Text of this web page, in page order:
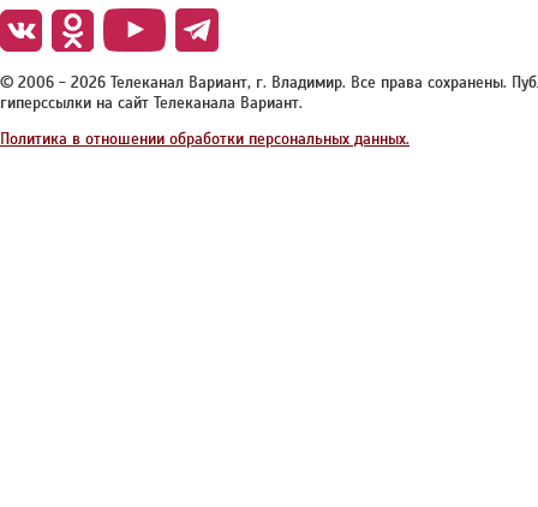
© 2006 - 2026 Телеканал Вариант, г. Владимир. Все права сохранены.
гиперссылки на сайт Телеканала Вариант.
Политика в отношении обработки персональных данных.